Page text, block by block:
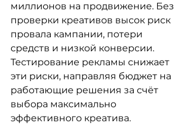
миллионов на продвижение. Без
проверки креативов высок риск
провала кампании, потери
средств и низкой конверсии.
Тестирование рекламы снижает
эти риски, направляя бюджет на
работающие решения за счёт
выбора максимально
эффективного креатива.